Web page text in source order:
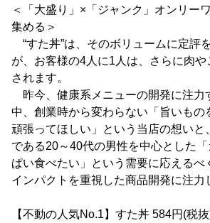
＜「大盛り」×「ジャンク」オンリー
集める＞
“すた丼”は、そのボリュームに定評
が、お客様の4人に1人は、さらに肉
されます。
昨今、健康系メニューの開発に注力
中、創業時から変わらない「旨いもの
頑張ってほしい」という当店の想いと
である20～40代の男性を中心とした
ぱい食べたい」という需要に応えるべ
インパクトを重視した商品開発に注力
【不動の人気No.1】すた丼 584円(税